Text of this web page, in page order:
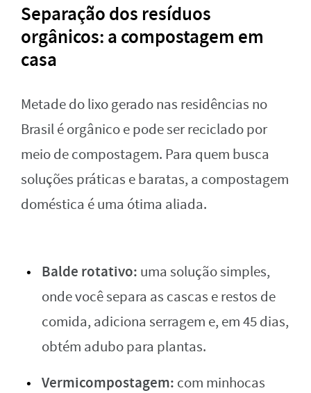
Separação dos resíduos
orgânicos: a compostagem em
casa
Metade do lixo gerado nas residências no
Brasil é orgânico e pode ser reciclado por
meio de compostagem. Para quem busca
soluções práticas e baratas, a compostagem
doméstica é uma ótima aliada.
Balde rotativo: uma solução simples,
onde você separa as cascas e restos de
comida, adiciona serragem e, em 45 dias,
obtém adubo para plantas.
Vermicompostagem: com minhocas